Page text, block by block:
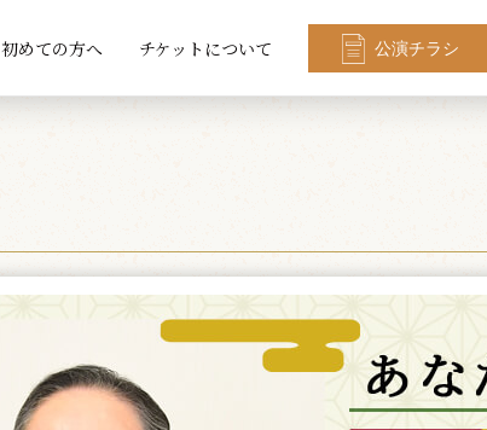
初めての方へ チケットについて 公演チラシ